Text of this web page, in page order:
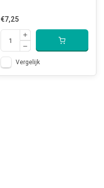
€7,25
Vergelijk